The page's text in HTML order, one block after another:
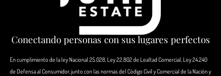
Conectando personas con sus lugares perfectos
En cumplimiento de la ley Nacional 25.028, Ley 22.802 de Lealtad Comercial, Ley 24.240
de Defensa al Consumidor, junto con las normas del Código Civil y Comercial de la Nación y